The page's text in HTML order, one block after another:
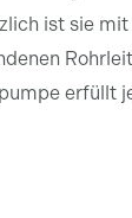
ist sie
erfüllt